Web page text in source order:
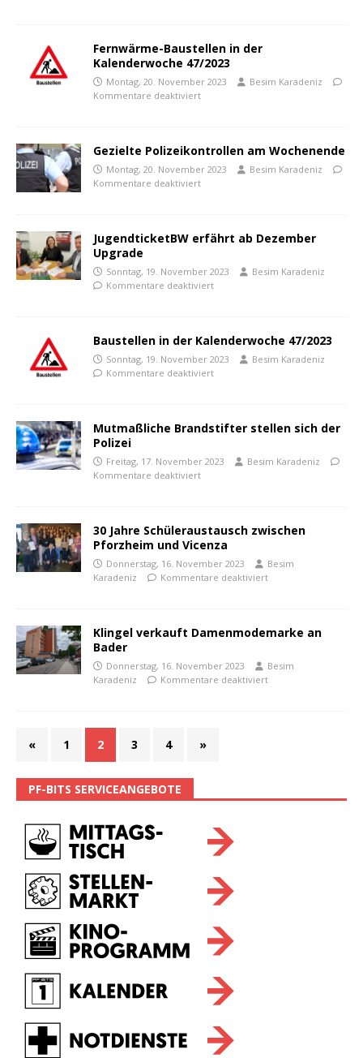
Fernwärme-Baustellen in der
Kalenderwoche 47/2023
Montag, 20. November 2023
Besim Karadeniz
Kommentare deaktiviert
Gezielte Polizeikontrollen am Wochenende
Montag, 20. November 2023
Besim Karadeniz
Kommentare deaktiviert
JugendticketBW erfährt ab Dezember
Upgrade
Sonntag, 19. November 2023
Besim Karadeniz
Kommentare deaktiviert
Baustellen in der Kalenderwoche 47/2023
Sonntag, 19. November 2023
Besim Karadeniz
Kommentare deaktiviert
Mutmaßliche Brandstifter stellen sich der
Polizei
Freitag, 17. November 2023
Besim Karadeniz
Kommentare deaktiviert
30 Jahre Schüleraustausch zwischen
Pforzheim und Vicenza
Donnerstag, 16. November 2023
Besim
Karadeniz
Kommentare deaktiviert
Klingel verkauft Damenmodemarke an
Bader
Donnerstag, 16. November 2023
Besim
Karadeniz
Kommentare deaktiviert
« 1 2 3 4 »
PF-BITS SERVICEANGEBOTE